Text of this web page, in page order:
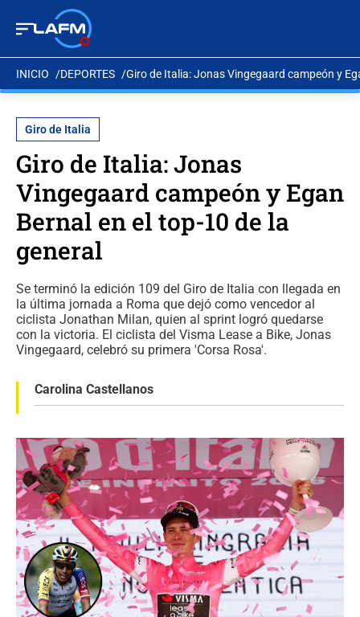
INICIO DEPORTES Giro de Italia: Jonas Vingegaard campeón y
Giro de Italia
Giro de Italia: Jonas
Vingegaard campeón y Egan
Bernal en el top-10 de la
general
Se terminó la edición 109 del Giro de Italia con llegada en
la última jornada a Roma que dejó como vencedor al
ciclista Jonathan Milan, quien al sprint logró quedarse
con la victoria. El ciclista del Visma Lease a Bike, Jonas
Vingegaard, celebró su primera 'Corsa Rosa'.
Carolina Castellanos